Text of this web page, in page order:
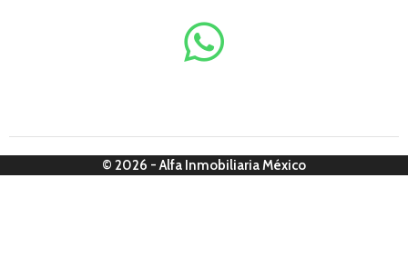
© 2026 - Alfa Inmobiliaria México